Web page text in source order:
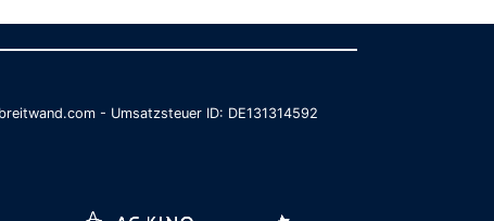
- Umsatzsteuer ID: DE131314592